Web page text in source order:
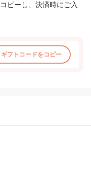
ピーし、決済時にご入
ギフトコードをコピー